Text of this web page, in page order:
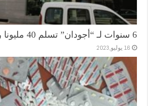
6 سنوات لـ “أجودان” تسلم 40 مليونا رشوة
16 يوليو,2023